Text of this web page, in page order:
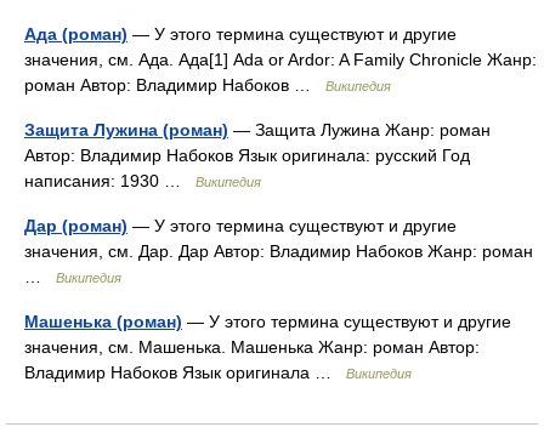
Ада (роман) — У этого термина существуют и другие
значения, см. Ада. Ада[1] Ada or Ardor: A Family Chronicle Жанр:
роман Автор: Владимир Набоков …
Википедия
Защита Лужина (роман) — Защита Лужина Жанр: роман
Автор: Владимир Набоков Язык оригинала: русский Год
написания: 1930 …
Википедия
Дар (роман) — У этого термина существуют и другие
значения, см. Дар. Дар Автор: Владимир Набоков Жанр: роман
Википедия
Машенька (роман) — У этого термина существуют и другие
значения, см. Машенька. Машенька Жанр: роман Автор:
Владимир Набоков Язык оригинала …
Википедия